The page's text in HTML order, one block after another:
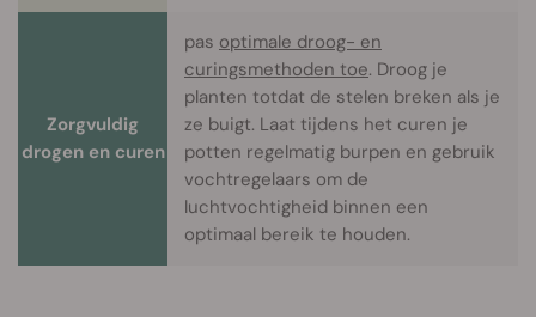
Zorgvuldig
drogen en curen
pas optimale droog- en
curingsmethoden toe. Droog je
planten totdat de stelen breken als je
ze buigt. Laat tijdens het curen je
potten regelmatig burpen en gebruik
vochtregelaars om de
luchtvochtigheid binnen een
optimaal bereik te houden.